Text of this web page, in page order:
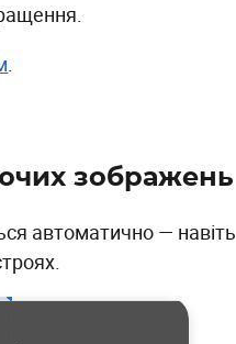
.
зображень
автоматично — навіть